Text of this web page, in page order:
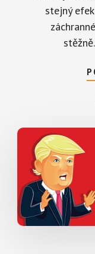
stejný